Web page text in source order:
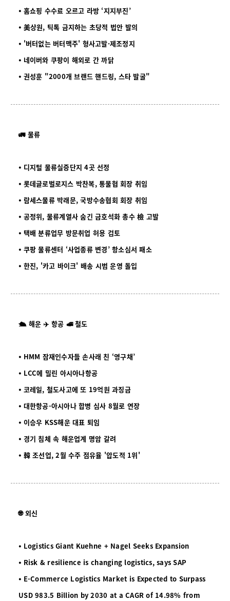
⦁ 홈쇼핑 수수료 오르고 라방 ‘지지부진’
⦁ 美상원, 틱톡 금지하는 초당적 법안 발의
⦁ '버터없는 버터맥주' 형사고발·제조정지
⦁ 네이버와 쿠팡이 해외로 간 까닭
⦁ 권성훈 "2000개 브랜드 핸드링, 스타 발굴"
🚛 물류
⦁ 디지털 물류실증단지 4곳 선정
⦁ 롯데글로벌로지스 박찬복, 통물협 회장 취임
⦁ 람세스물류 박래문, 국방수송협회 회장 취임
⦁ 공정위, 물류계열사 숨긴 금호석화 총수 檢 고발
⦁ 택배 분류업무 방문취업 허용 검토
⦁ 쿠팡 물류센터 ‘사업종류 변경’ 항소심서 패소
⦁ 한진, '카고 바이크' 배송 시범 운영 돌입
🛳️ 해운 ✈️ 항공 🚅 철도
⦁ HMM 잠재인수자들 손사래 친 ‘영구채’
⦁ LCC에 밀린 아시아나항공
⦁ 코레일, 철도사고에 또 19억원 과징금
⦁ 대한항공-아시아나 합병 심사 8월로 연장
⦁ 이승우 KSS해운 대표 퇴임
⦁ 경기 침체 속 해운업계 명암 갈려
⦁ 韓 조선업, 2월 수주 점유율 '압도적 1위'
🌐 외신
⦁ Logistics Giant Kuehne + Nagel Seeks Expansion
⦁ Risk & resilience is changing logistics, says SAP
⦁ E-Commerce Logistics Market is Expected to Surpass
USD 983.5 Billion by 2030 at a CAGR of 14.98% from